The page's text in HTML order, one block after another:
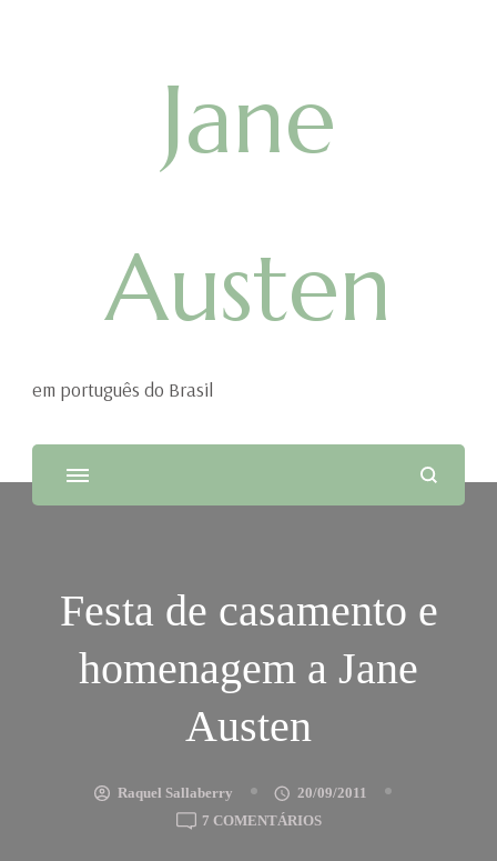
Jane
Austen
em português do Brasil
Festa de casamento e
homenagem a Jane
Austen
Raquel Sallaberry
20/09/2011
7 COMENTÁRIOSEM